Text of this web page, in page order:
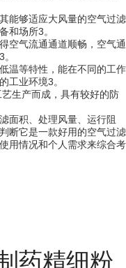
能够适应大风量的空气过滤
和场所3。
空气流通通道顺畅，空气通
温等特性，能在不同的工作
工业环境3。
生产而成，具有较好的防
面积、处理风量、运行阻
断它是一款好用的空气过滤
用情况和个人需求来综合考
药精细粉